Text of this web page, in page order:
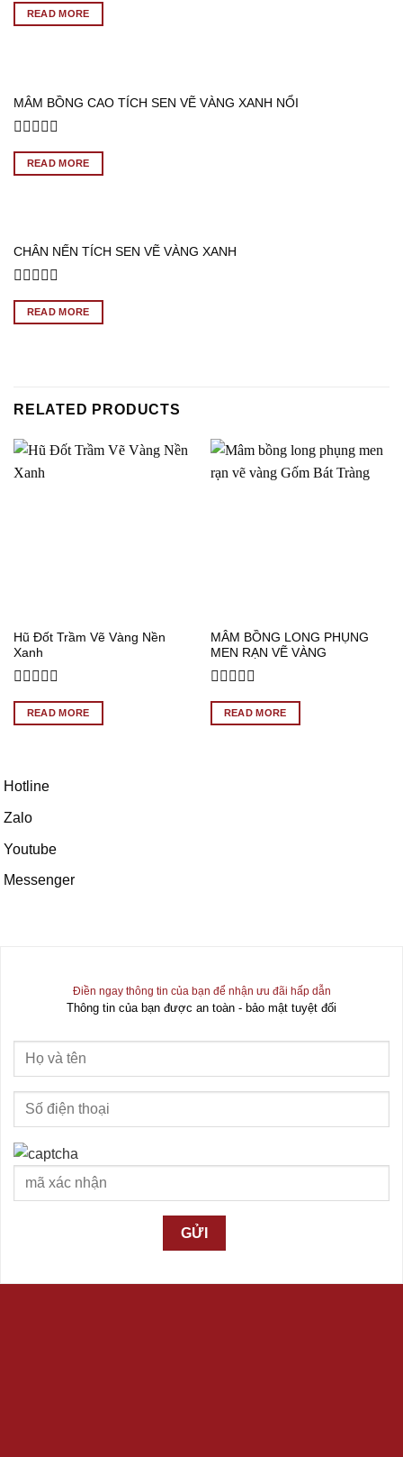
out
READ MORE
MÂM BỒNG CAO TÍCH SEN VẼ VÀNG XANH NỔI
Rated
out
READ MORE
CHÂN NẾN TÍCH SEN VẼ VÀNG XANH
Rated
out
READ MORE
RELATED PRODUCTS
Hũ Đốt Trầm Vẽ Vàng Nền
Xanh
Rated
out
READ MORE
MÂM BỒNG LONG PHỤNG
MEN RẠN VẼ VÀNG
Rated
out
READ MORE
Hotline
Zalo
Youtube
Messenger
Điền ngay thông tin của bạn để nhận ưu đãi hấp dẫn
Thông tin của bạn được an toàn - bảo mật tuyệt đối